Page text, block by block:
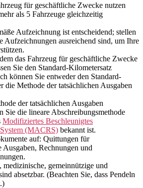
für geschäftliche Zwecke nutzen
als 5 Fahrzeuge gleichzeitig
Aufzeichnung ist entscheidend; stellen
Aufzeichnungen ausreichend sind, um Ihre
das Fahrzeug für geschäftliche Zwecke
Sie den Standard-Kilometersatz
können Sie entweder den Standard-
die Methode der tatsächlichen Ausgaben
der tatsächlichen Ausgaben
Sie die lineare Abschreibungsmethode
Modifiziertes Beschleunigtes
(MACRS) bekannt ist.
auf: Quittungen für
Ausgaben, Rechnungen und
medizinische, gemeinnützige und
absetzbar. (Beachten Sie, dass Pendeln